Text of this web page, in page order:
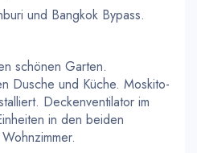
und Bangkok Bypass.
schönen Garten.
Dusche und Küche. Moskito-
Deckenventilator im
in den beiden